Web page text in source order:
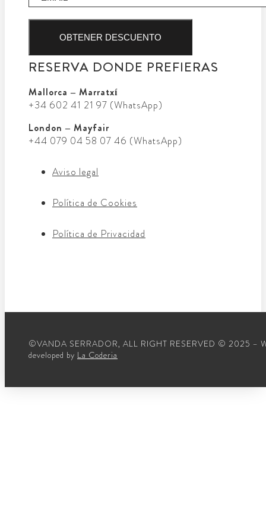
OBTENER DESCUENTO
RESERVA DONDE PREFIERAS
Mallorca – Marratxí
+34 602 41 21 97 (WhatsApp)
London – Mayfair
+44 079 04 58 07 46 (WhatsApp)
Aviso legal
Política de Cookies
Política de Privacidad
©VANDA SERRADOR, ALL RIGHT RESERVED © 2025 –
developed by La Coderia